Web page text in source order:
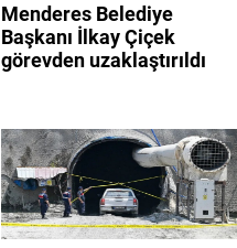
Menderes Belediye
Başkanı İlkay Çiçek
görevden uzaklaştırıldı